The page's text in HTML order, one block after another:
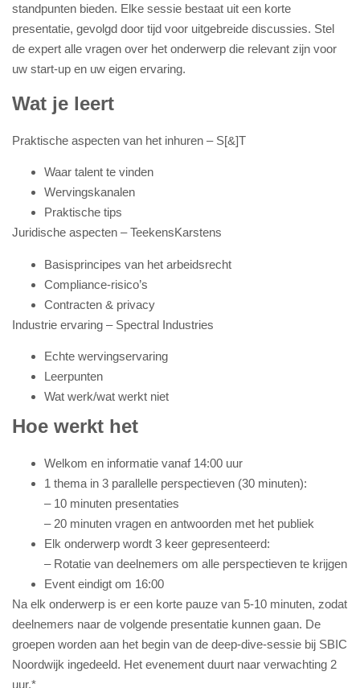
standpunten bieden. Elke sessie bestaat uit een korte
presentatie, gevolgd door tijd voor uitgebreide discussies. Stel
de expert alle vragen over het onderwerp die relevant zijn voor
uw start-up en uw eigen ervaring.
Wat je leert
Praktische aspecten van het inhuren – S[&]T
Waar talent te vinden
Wervingskanalen
Praktische tips
Juridische aspecten – TeekensKarstens
Basisprincipes van het arbeidsrecht
Compliance-risico’s
Contracten & privacy
Industrie ervaring – Spectral Industries
Echte wervingservaring
Leerpunten
Wat werk/wat werkt niet
Hoe werkt het
Welkom en informatie vanaf 14:00 uur
1 thema in 3 parallelle perspectieven (30 minuten):
– 10 minuten presentaties
– 20 minuten vragen en antwoorden met het publiek
Elk onderwerp wordt 3 keer gepresenteerd:
– Rotatie van deelnemers om alle perspectieven te krijgen
Event eindigt om 16:00
Na elk onderwerp is er een korte pauze van 5-10 minuten, zodat
deelnemers naar de volgende presentatie kunnen gaan. De
groepen worden aan het begin van de deep-dive-sessie bij SBIC
Noordwijk ingedeeld. Het evenement duurt naar verwachting 2
uur.*